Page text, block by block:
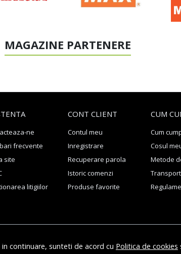
continuare, sunteti de acord cu Politica de cookies
MAGAZINE PARTENERE
ne
frecvente
site
litigiilor
CONT CLIENT
Contul meu
Inregistrare
Recuperare parola
Istoric comenzi
Produse favorite
CUM
Cum
Cosul
Metode